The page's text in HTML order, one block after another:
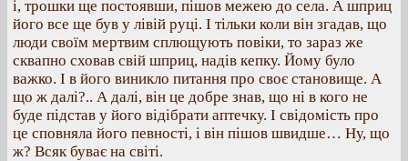
і, трошки ще постоявши, пішов межею до села. А шприц
його все ще був у лівій руці. І тільки коли він згадав, що
люди своїм мертвим сплющують повіки, то зараз же
сквапно сховав свій шприц, надів кепку. Йому було
важко. І в його виникло питання про своє становище. А
що ж далі?.. А далі, він це добре знав, що ні в кого не
буде підстав у його відібрати аптечку. І свідомість про
це сповняла його певності, і він пішов швидше… Ну, що
ж? Всяк буває на світі.